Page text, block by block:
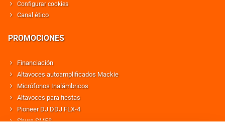
Configurar cookies
Canal ético
PROMOCIONES
Financiación
Altavoces autoamplificados Mackie
Micrófonos Inalámbricos
Altavoces para fiestas
Pioneer DJ DDJ FLX-4
Shure SM58